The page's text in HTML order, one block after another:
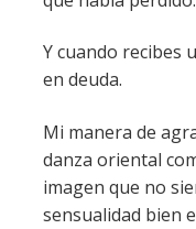
Y cuando recibes
en deuda.
Mi manera de
danza oriental
imagen que no
sensualidad bien